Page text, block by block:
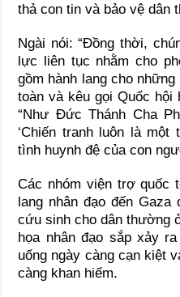
thả con tin và bảo vệ dân
Ngài nói: “Đồng thời,
lực liên tục nhằm cho
gồm hành lang cho
toàn và kêu gọi Quốc
“Như Đức Thánh Cha
‘Chiến tranh luôn là
tình huynh đệ của con
Các nhóm viện trợ quốc
lang nhân đạo đến
cứu sinh cho dân thường
họa nhân đạo sắp xảy
uống ngày càng cạn kiệt
càng khan hiếm.